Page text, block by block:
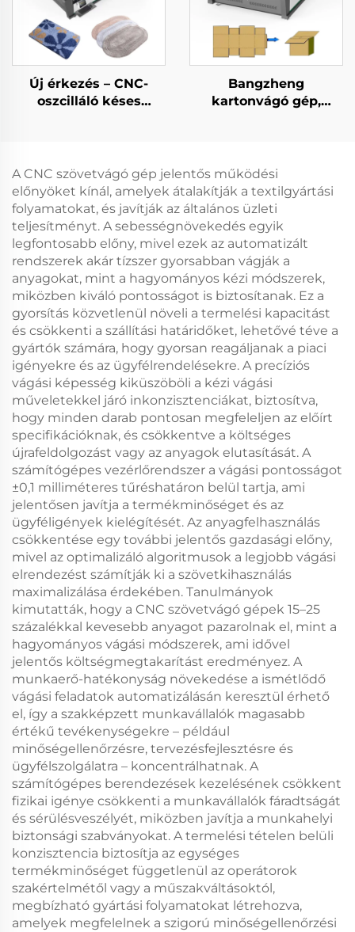
Új érkezés – CNC-
oszcilláló késes
gép
Bangzheng
kartonvágó gép,
A CNC szövetvágó gép jelentős működési
előnyöket kínál, amelyek átalakítják a textilgyártási
folyamatokat, és javítják az általános üzleti
teljesítményt. A sebességnövekedés egyik
legfontosabb előny, mivel ezek az automatizált
rendszerek akár tízszer gyorsabban vágják a
anyagokat, mint a hagyományos kézi módszerek,
miközben kiváló pontosságot is biztosítanak. Ez a
gyorsítás közvetlenül növeli a termelési kapacitást
és csökkenti a szállítási határidőket, lehetővé téve a
gyártók számára, hogy gyorsan reagáljanak a piaci
igényekre és az ügyfélrendelésekre. A precíziós
vágási képesség kiküszöböli a kézi vágási
műveletekkel járó inkonzisztenciákat, biztosítva,
hogy minden darab pontosan megfeleljen az előírt
specifikációknak, és csökkentve a költséges
újrafeldolgozást vagy az anyagok elutasítását. A
számítógépes vezérlőrendszer a vágási pontosságot
±0,1 milliméteres tűréshatáron belül tartja, ami
jelentősen javítja a termékminőséget és az
ügyféligények kielégítését. Az anyagfelhasználás
csökkentése egy további jelentős gazdasági előny,
mivel az optimalizáló algoritmusok a legjobb vágási
elrendezést számítják ki a szövetkihasználás
maximalizálása érdekében. Tanulmányok
kimutatták, hogy a CNC szövetvágó gépek 15–25
százalékkal kevesebb anyagot pazarolnak el, mint a
hagyományos vágási módszerek, ami idővel
jelentős költségmegtakarítást eredményez. A
munkaerő-hatékonyság növekedése a ismétlődő
vágási feladatok automatizálásán keresztül érhető
el, így a szakképzett munkavállalók magasabb
értékű tevékenységekre – például
minőségellenőrzésre, tervezésfejlesztésre és
ügyfélszolgálatra – koncentrálhatnak. A
számítógépes berendezések kezelésének csökkent
fizikai igénye csökkenti a munkavállalók fáradtságát
és sérülésveszélyét, miközben javítja a munkahelyi
biztonsági szabványokat. A termelési tételen belüli
konzisztencia biztosítja az egységes
termékminőséget függetlenül az operátorok
szakértelmétől vagy a műszakváltásoktól,
megbízható gyártási folyamatokat létrehozva,
amelyek megfelelnek a szigorú minőségellenőrzési